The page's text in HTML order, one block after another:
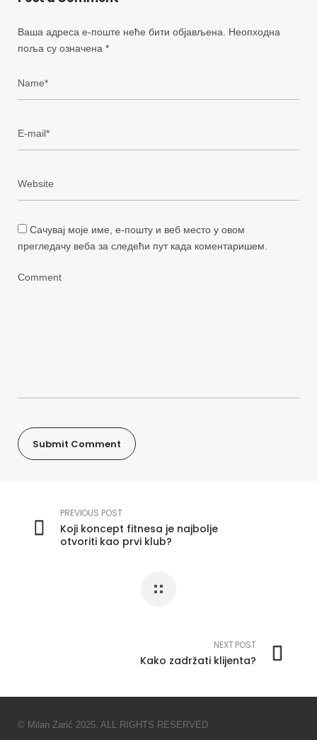
Ваша адреса е-поште неће бити објављена. Неопходна
поља су означена *
Сачувај моје име, е-пошту и веб место у овом
прегледачу веба за следећи пут када коментаришем.
PREVIOUS POST
Koji koncept fitnesa je najbolje
otvoriti kao prvi klub?
NEXT POST
Kako zadržati klijenta?
© Milan Zarić 2025. ALL RIGHTS RESERVED